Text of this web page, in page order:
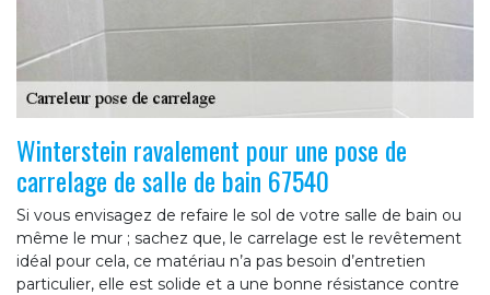
Winterstein ravalement pour une pose de
carrelage de salle de bain 67540
Si vous envisagez de refaire le sol de votre salle de bain ou
même le mur ; sachez que, le carrelage est le revêtement
idéal pour cela, ce matériau n’a pas besoin d’entretien
particulier, elle est solide et a une bonne résistance contre